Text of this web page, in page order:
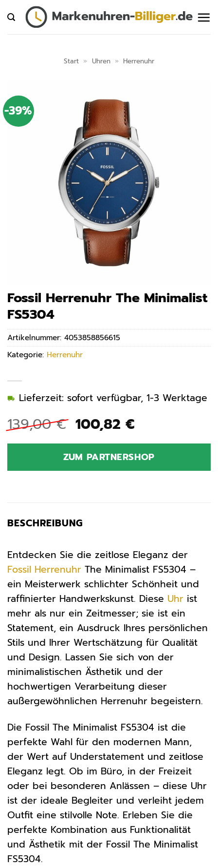
Inhalt
springen
Start » Uhren » Herrenuhr
-39%
Fossil Herrenuhr The Minimalist
FS5304
139,00€ Ursprünglicher
Preis
war:
139,00 €
100,82 €Aktueller
ist:
100,82 €.
Lieferzeit: sofort verfügbar, 1-3 Werktage
ZUM PARTNERSHOP
Artikelnummer: 4053858856615
Kategorie: Herrenuhr
BESCHREIBUNG
Entdecken Sie die zeitlose Eleganz der
Fossil Herrenuhr The Minimalist FS5304 –
ein Meisterwerk schlichter Schönheit und
raffinierter Handwerkskunst. Diese Uhr ist
mehr als nur ein Zeitmesser; sie ist ein
Statement, ein Ausdruck Ihres persönlichen
Stils und Ihrer Wertschätzung für Qualität
und Design. Lassen Sie sich von der
minimalistischen Ästhetik und der
hochwertigen Verarbeitung dieser
außergewöhnlichen Herrenuhr begeistern.
Die Fossil The Minimalist FS5304 ist die
perfekte Wahl für den modernen Mann,
der Wert auf Understatement und zeitlose
Eleganz legt. Ob im Büro, in der Freizeit
oder bei besonderen Anlässen – diese Uhr
ist der ideale Begleiter und verleiht jedem
Outfit eine stilvolle Note. Erleben Sie die
perfekte Kombination aus Funktionalität
und Ästhetik mit der Fossil The Minimalist
FS5304.